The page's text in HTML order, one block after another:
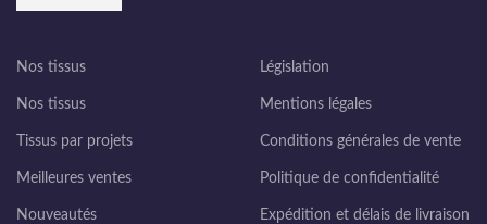
Nos tissus
Nos tissus
Tissus par projets
Meilleures ventes
Nouveautés
Législation
Mentions légales
Conditions générales de vente
Politique de confidentialité
Expédition et délais de livraison